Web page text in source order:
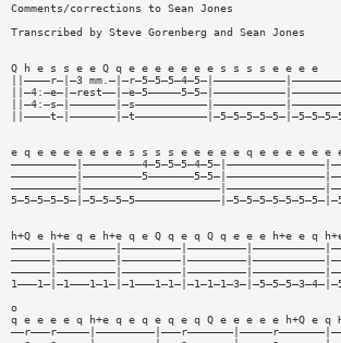
Comments/corrections to Sean Jones
Transcribed by Steve Gorenberg and Sean Jones
Q h e s s e e Q q e e e e e e e s s s s e e e e
||————r—|—3
e q e e e e e e e s s s s e e e e e q e e e e e e
h+Q e h+e q e h+e q e Q q e q Q q e e e h+e e q
o
q e e e e q h+e q e q e q e q Q e e e e e h+Q e q